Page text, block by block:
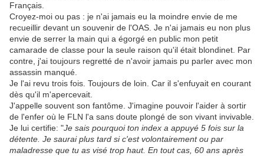
Français.
Croyez-moi ou pas : je n'ai jamais eu la moindre envie de me
recueillir devant un souvenir de l'OAS. Je n'ai jamais eu non plus
envie de serrer la main qui a égorgé en public mon petit
camarade de classe pour la seule raison qu'il était blondinet. Par
contre, j'ai toujours regretté de n'avoir jamais pu parler avec mon
assassin manqué.
Je l'ai revu trois fois. Toujours de loin. Car il s'enfuyait en courant
dès qu'il m'apercevait.
J'appelle souvent son fantôme. J'imagine pouvoir l'aider à sortir
de l'enfer où le FLN l'a sans doute plongé de son vivant invivable.
Je lui certifie: "Je sais pourquoi ton index a appuyé 5 fois sur la
détente. Je saurai plus tard si c'est volontairement ou par
maladresse que tu as visé trop haut. En tout cas, 60 ans après